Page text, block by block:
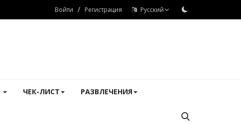
Войти / Регистрация Русский
ЧЕК-ЛИСТ РАЗВЛЕЧЕНИЯ